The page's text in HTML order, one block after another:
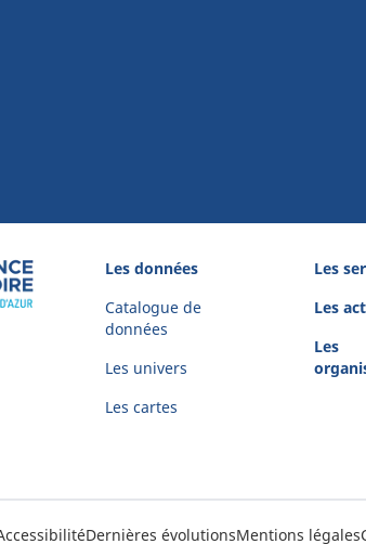
Les données
Catalogue de
données
Les univers
Les cartes
Les
Les
Les
Dernières évolutionsMentions légales